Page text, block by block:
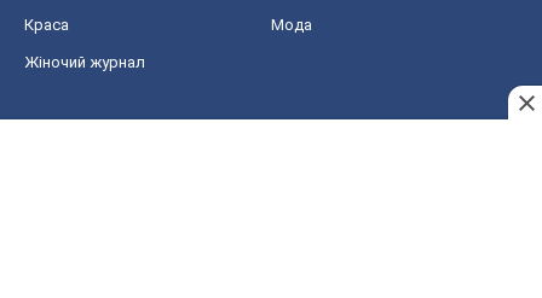
Краса Мода
Жіночий журнал